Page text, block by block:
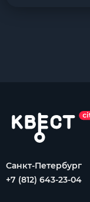
Санкт-Петербург
+7 (812) 643-23-04